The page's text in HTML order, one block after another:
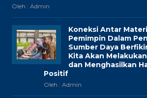
Oleh : Admin
Koneksi Antar
Pemimpin Dalam
Sumber Daya
Kita Akan
dan Menghasilkan
Positif
Oleh : Admin